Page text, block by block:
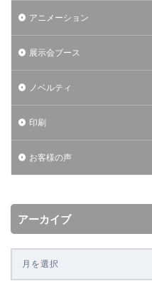
アニメーション
展示会ブース
ノベルティ
印刷
お客様の声
アーカイブ